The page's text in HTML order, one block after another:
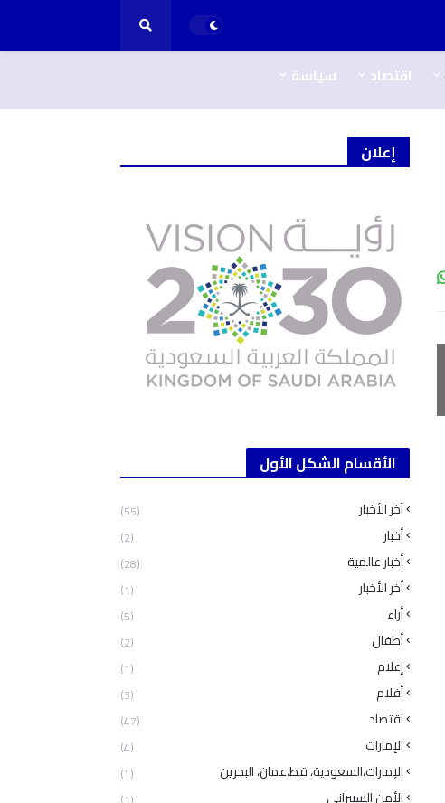
اقتصاد سياسة
إعلان
الأقسام الشكل الأول
آخر الأخبار (55)
أخبار (2)
أخبار عالمية (28)
أخر الأخبار (1)
أراء (5)
أطفال (2)
إعلام (1)
أفلام (3)
اقتصاد (47)
الإمارات (4)
الإمارات،السعودية، قط،عمان، البحرين (1)
الأمن السيبراني